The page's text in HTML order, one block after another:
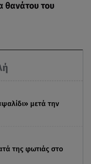
μετά την
της φωτιάς στο
θανάτου του